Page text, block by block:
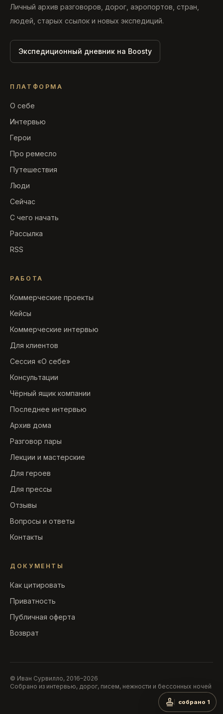
собрано 1
Личный архив разговоров, дорог, аэропортов, стран,
людей, старых ссылок и новых экспедиций.
Экспедиционный дневник на Boosty
ПЛАТФОРМА
О себе
Интервью
Герои
Про ремесло
Путешествия
Люди
Сейчас
С чего начать
Рассылка
RSS
РАБОТА
Коммерческие проекты
Кейсы
Коммерческие интервью
Для клиентов
Сессия «О себе»
Консультации
Чёрный ящик компании
Последнее интервью
Архив дома
Разговор пары
Лекции и мастерские
Для героев
Для прессы
Отзывы
Вопросы и ответы
Контакты
ДОКУМЕНТЫ
Как цитировать
Приватность
Публичная оферта
Возврат
© Иван Сурвилло, 2016–2026
Собрано из интервью, дорог, писем, нежности и бессонных ночей